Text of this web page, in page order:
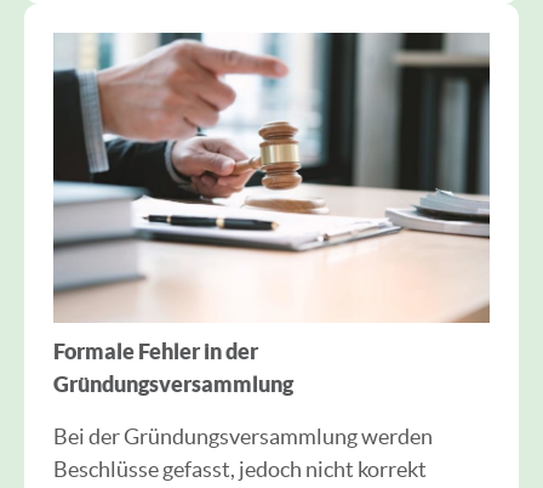
Formale Fehler in der
Gründungsversammlung
Bei der Gründungsversammlung werden
Beschlüsse gefasst, jedoch nicht korrekt